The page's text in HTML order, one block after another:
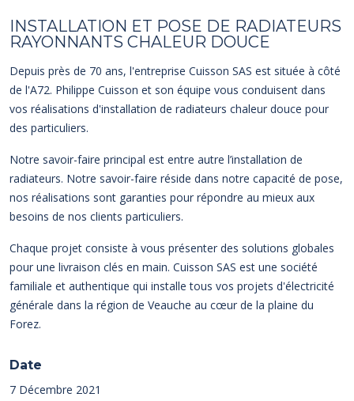
INSTALLATION ET POSE DE RADIATEURS
RAYONNANTS CHALEUR DOUCE
Depuis près de 70 ans, l'entreprise Cuisson SAS est située à côté
de l'A72. Philippe Cuisson et son équipe vous conduisent dans
vos réalisations d'installation de radiateurs chaleur douce pour
des particuliers.
Notre savoir-faire principal est entre autre l’installation de
radiateurs. Notre savoir-faire réside dans notre capacité de pose,
nos réalisations sont garanties pour répondre au mieux aux
besoins de nos clients particuliers.
Chaque projet consiste à vous présenter des solutions globales
pour une livraison clés en main. Cuisson SAS est une société
familiale et authentique qui installe tous vos projets d'électricité
générale dans la région de Veauche au cœur de la plaine du
Forez.
Date
7 Décembre 2021